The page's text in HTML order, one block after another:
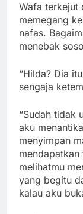
Wafa terkejut
memegang
nafas.
menebak
“Hilda? Dia
sengaja
“Sudah tidak
aku
menyimpan
mendapatkan
melihatmu
yang begitu
kalau aku